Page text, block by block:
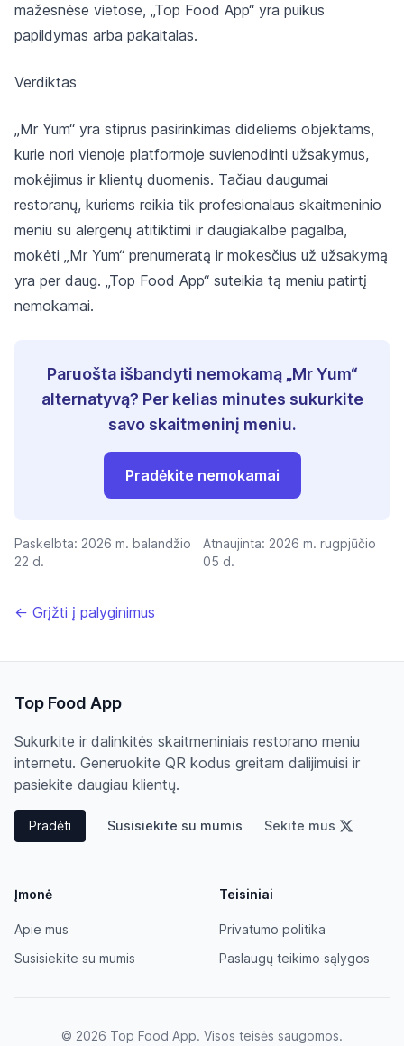
mažesnėse vietose, „Top Food App“ yra puikus
papildymas arba pakaitalas.
Verdiktas
„Mr Yum“ yra stiprus pasirinkimas dideliems objektams,
kurie nori vienoje platformoje suvienodinti užsakymus,
mokėjimus ir klientų duomenis. Tačiau daugumai
restoranų, kuriems reikia tik profesionalaus skaitmeninio
meniu su alergenų atitiktimi ir daugiakalbe pagalba,
mokėti „Mr Yum“ prenumeratą ir mokesčius už užsakymą
yra per daug. „Top Food App“ suteikia tą meniu patirtį
nemokamai.
Paruošta išbandyti nemokamą „Mr Yum“
alternatyvą? Per kelias minutes sukurkite
savo skaitmeninį meniu.
Pradėkite nemokamai
Paskelbta: 2026 m. balandžio
22 d.
Atnaujinta: 2026 m. rugpjūčio
05 d.
← Grįžti į palyginimus
Top Food App
Sukurkite ir dalinkitės skaitmeniniais restorano meniu
internetu. Generuokite QR kodus greitam dalijimuisi ir
pasiekite daugiau klientų.
Pradėti Susisiekite su mumis Sekite mus
Įmonė
Apie mus
Susisiekite su mumis
Teisiniai
Privatumo politika
Paslaugų teikimo sąlygos
© 2026 Top Food App. Visos teisės saugomos.